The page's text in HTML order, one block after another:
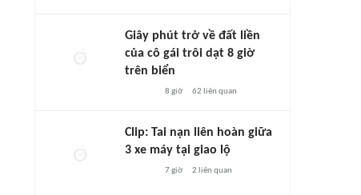
Giây phút trở về đất liền
của cô gái trôi dạt 8 giờ
trên biển
8 giờ 62 liên quan
Clip: Tai nạn liên hoàn giữa
3 xe máy tại giao lộ
7 giờ 2 liên quan